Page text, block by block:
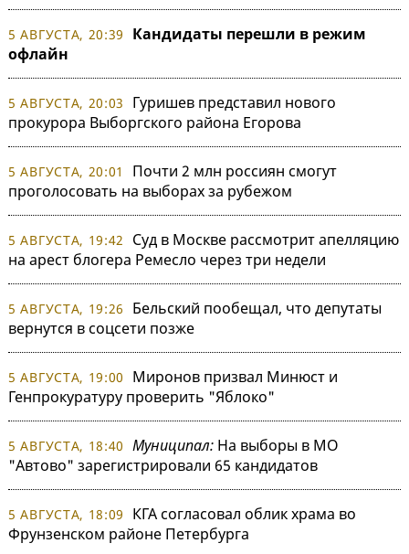
5 АВГУСТА, 20:39
Кандидаты перешли в режим
офлайн
5 АВГУСТА, 20:03
Гуришев представил нового
прокурора Выборгского района Егорова
5 АВГУСТА, 20:01
Почти 2 млн россиян смогут
проголосовать на выборах за рубежом
5 АВГУСТА, 19:42
Суд в Москве рассмотрит апелляцию
на арест блогера Ремесло через три недели
5 АВГУСТА, 19:26
Бельский пообещал, что депутаты
вернутся в соцсети позже
5 АВГУСТА, 19:00
Миронов призвал Минюст и
Генпрокуратуру проверить "Яблоко"
5 АВГУСТА, 18:40 Муниципал: На выборы в МО
"Автово" зарегистрировали 65 кандидатов
5 АВГУСТА, 18:09
КГА согласовал облик храма во
Фрунзенском районе Петербурга